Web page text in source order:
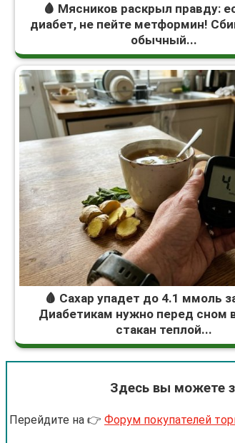
🩸 Мясников раскрыл правду:
диабет, не пейте метформин!
обычный...
🩸 Сахар упадет до 4.1 ммоль
Диабетикам нужно перед сном
стакан теплой...
Здесь вы можете
Перейдите на 👉 Форум покупателей